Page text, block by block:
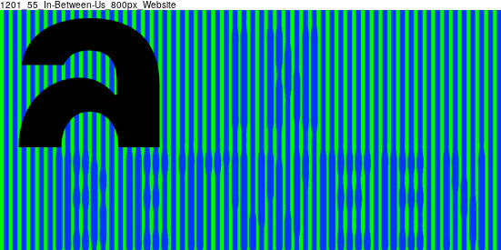
1201_55_In-Between-Us_800px_Website